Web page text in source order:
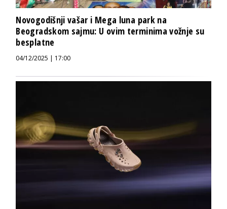
Novogodišnji vašar i Mega luna park na
Beogradskom sajmu: U ovim terminima vožnje su
besplatne
04/12/2025 | 17:00